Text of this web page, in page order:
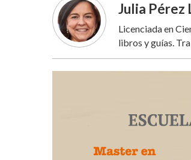
Julia Pérez
Licenciada en
libros y guías.